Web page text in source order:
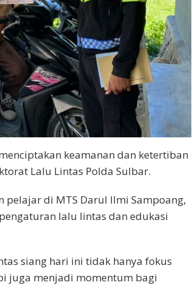
keamanan dan ketertiban
Lalu Lintas Polda Sulbar.
pelajar di MTS Darul Ilmi Sampoang,
lalu lintas dan edukasi
siang hari ini tidak hanya fokus
juga menjadi momentum bagi